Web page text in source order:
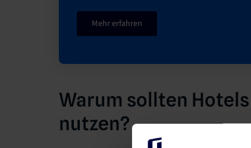
Mehr erfahren
Warum sollten
nutzen?